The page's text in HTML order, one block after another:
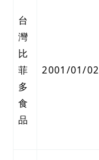
台
灣
比
菲
多
食
品
2001/01/02